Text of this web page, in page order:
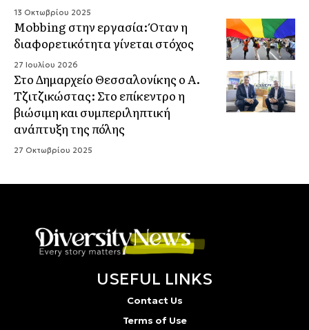
13 Οκτωβρίου 2025
Mobbing στην εργασία: Όταν η
διαφορετικότητα γίνεται στόχος
27 Ιουλίου 2026
Στο Δημαρχείο Θεσσαλονίκης ο Α.
Τζιτζικώστας: Στο επίκεντρο η
βιώσιμη και συμπεριληπτική
ανάπτυξη της πόλης
27 Οκτωβρίου 2025
USEFUL LINKS
Contact Us
Terms of Use